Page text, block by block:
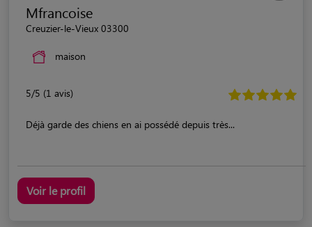
Mfrancoise
Creuzier-le-Vieux 03300
maison
5/5 (1 avis)
Déjà garde des chiens en ai possédé depuis très...
Voir le profil